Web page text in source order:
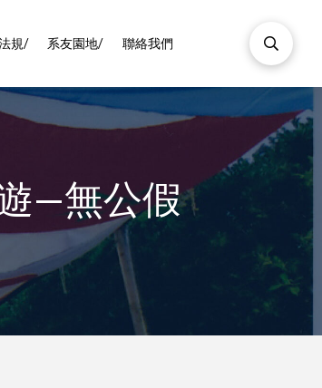
規/ 系友園地/ 聯絡我們
—無公假